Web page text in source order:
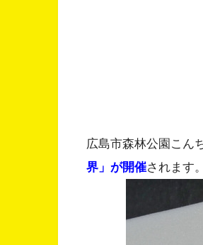
広島市森林公園こん
界」が開催されます。